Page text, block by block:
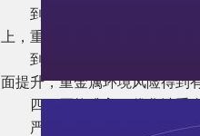
到2025年，重点行业产业结
上，重点行业环境管理水平
到2035年，建立健全重金属
面提升，重金属环境风险得到
四、严格准入，优化涉重
严格重点行业企业准入管理